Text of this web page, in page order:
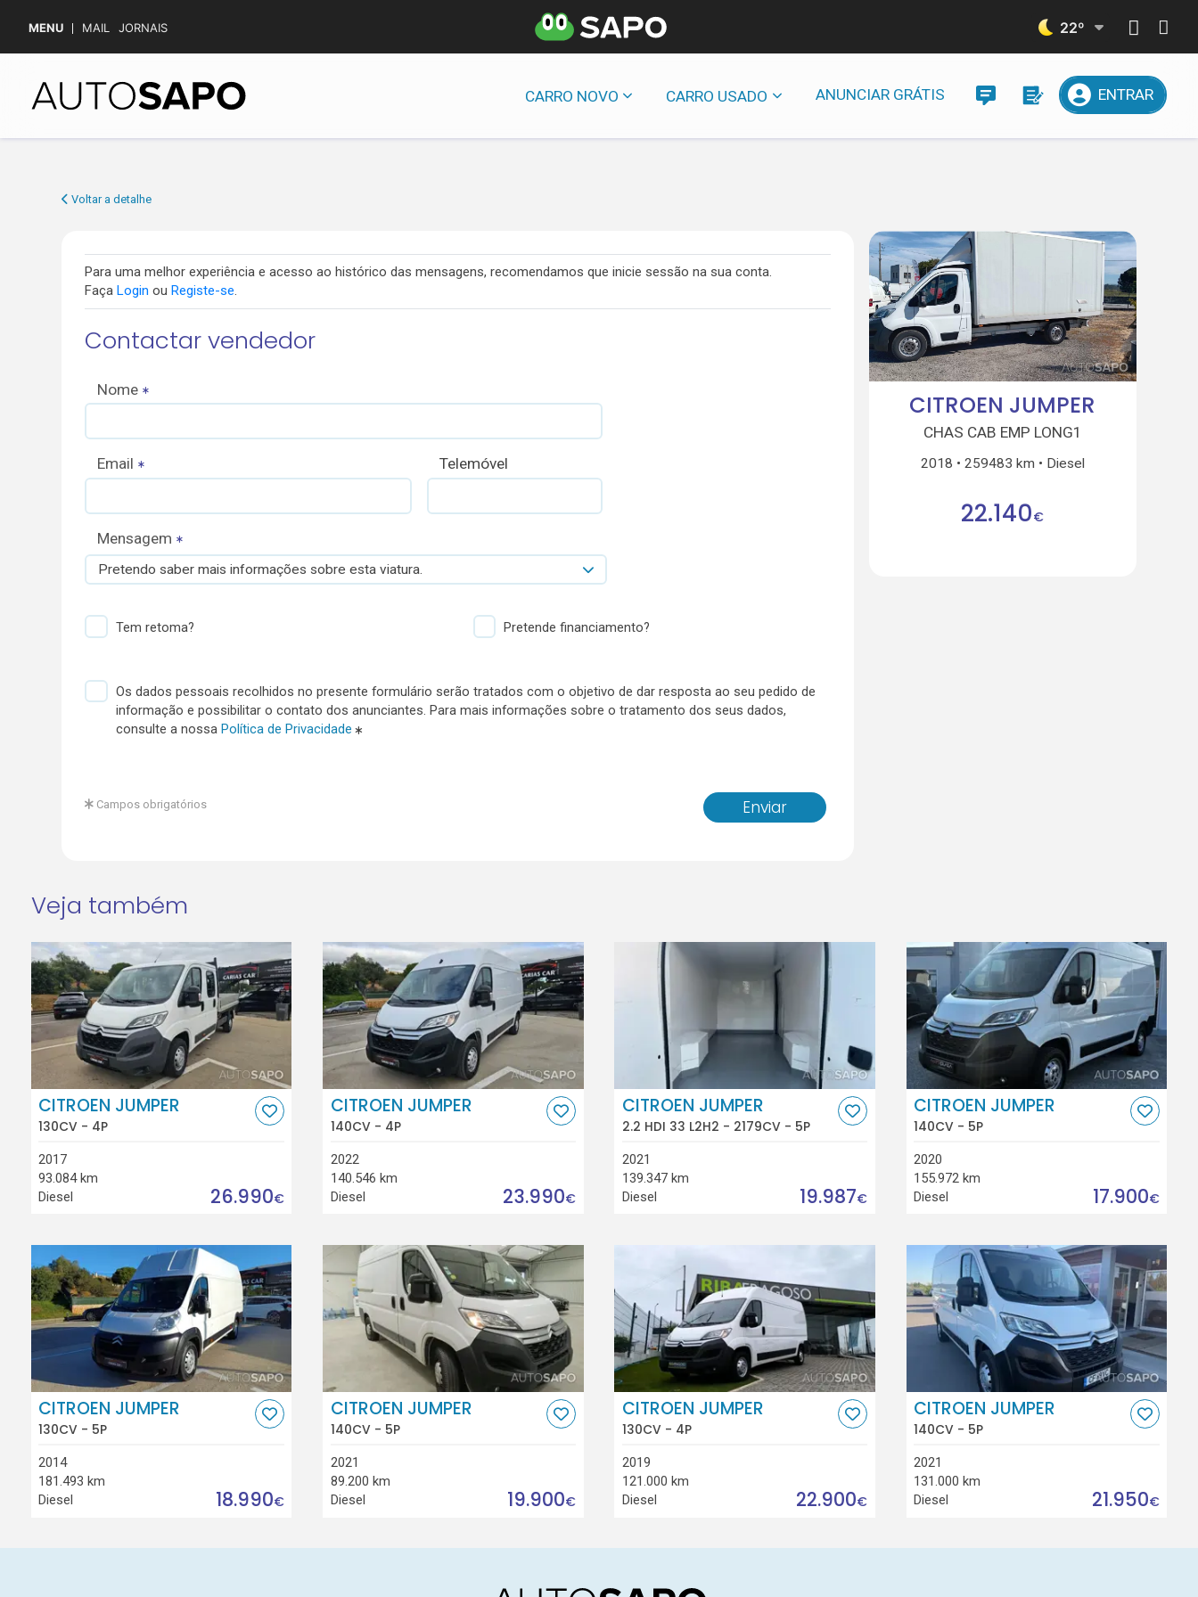
MENU MAIL JORNAIS 22º
CARRO NOVO CARRO USADO ANUNCIAR GRÁTIS ENTRAR
Voltar a detalhe
Para uma melhor experiência e acesso ao histórico das mensagens, recomendamos que inicie sessão na sua conta.
Faça Login ou Registe-se.
Contactar vendedor
Nome
Email Telemóvel
Mensagem
Pretendo saber mais informações sobre esta viatura.
Tem retoma? Pretende financiamento?
Os dados pessoais recolhidos no presente formulário serão tratados com o objetivo de dar resposta ao seu pedido de
informação e possibilitar o contato dos anunciantes. Para mais informações sobre o tratamento dos seus dados,
consulte a nossa Política de Privacidade
Enviar
Campos obrigatórios
CITROEN JUMPER
CHAS CAB EMP LONG1
2018 259483 km Diesel
22.140€
Veja também
CITROEN JUMPER
130CV - 4P
2017
93.084 km
Diesel
26.990€
CITROEN JUMPER
140CV - 4P
2022
140.546 km
Diesel
23.990€
CITROEN JUMPER
2.2 HDI 33 L2H2 - 2179CV - 5P
2021
139.347 km
Diesel
19.987€
CITROEN JUMPER
140CV - 5P
2020
155.972 km
Diesel
17.900€
CITROEN JUMPER
130CV - 5P
2014
181.493 km
Diesel
18.990€
CITROEN JUMPER
140CV - 5P
2021
89.200 km
Diesel
19.900€
CITROEN JUMPER
130CV - 4P
2019
121.000 km
Diesel
22.900€
CITROEN JUMPER
140CV - 5P
2021
131.000 km
Diesel
21.950€